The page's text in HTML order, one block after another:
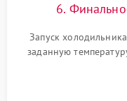
6.
Запуск
заданную
компрессора,
срабатывания